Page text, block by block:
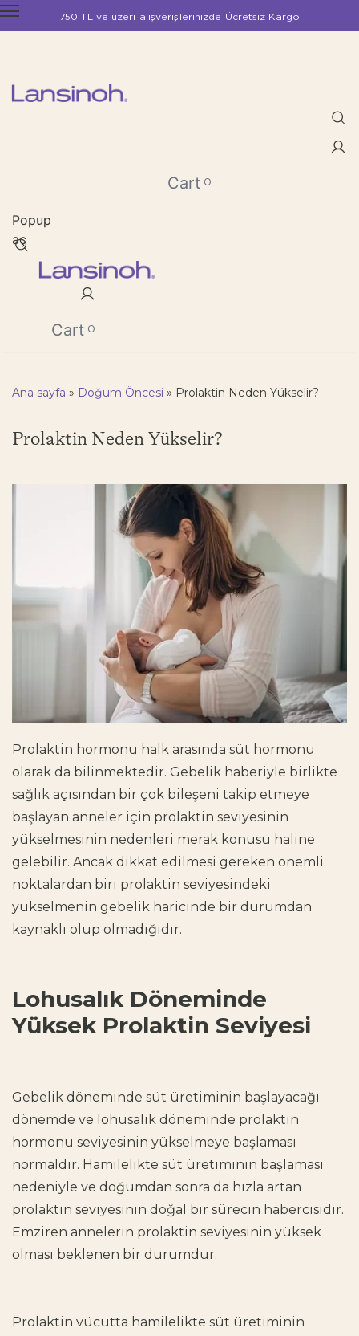
750 TL ve üzeri alışverişlerinizde Ücretsiz Kargo
0
Cart
Popup
aç
0
Cart
Ana sayfa » Doğum Öncesi » Prolaktin Neden Yükselir?
Prolaktin Neden Yükselir?
Prolaktin hormonu halk arasında süt hormonu
olarak da bilinmektedir. Gebelik haberiyle birlikte
sağlık açısından bir çok bileşeni takip etmeye
başlayan anneler için prolaktin seviyesinin
yükselmesinin nedenleri merak konusu haline
gelebilir. Ancak dikkat edilmesi gereken önemli
noktalardan biri prolaktin seviyesindeki
yükselmenin gebelik haricinde bir durumdan
kaynaklı olup olmadığıdır.
Lohusalık Döneminde
Yüksek Prolaktin Seviyesi
Gebelik döneminde süt üretiminin başlayacağı
dönemde ve lohusalık döneminde prolaktin
hormonu seviyesinin yükselmeye başlaması
normaldir. Hamilelikte süt üretiminin başlaması
nedeniyle ve doğumdan sonra da hızla artan
prolaktin seviyesinin doğal bir sürecin habercisidir.
Emziren annelerin prolaktin seviyesinin yüksek
olması beklenen bir durumdur.
Prolaktin vücutta hamilelikte süt üretiminin